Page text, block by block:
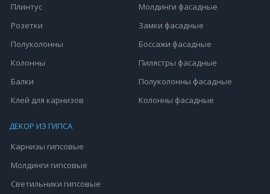
Плинтус
Розетки
Полуколонны
Колонны
Балки
Клей для карнизов
Молдинги фасадные
Замки фасадные
Боссажи фасадные
Пилястры фасадные
Полуколонны фасадные
Колонны фасадные
ДЕКОР ИЗ ГИПСА
Карнизы гипсовые
Молдинги гипсовые
Светильники гипсовые